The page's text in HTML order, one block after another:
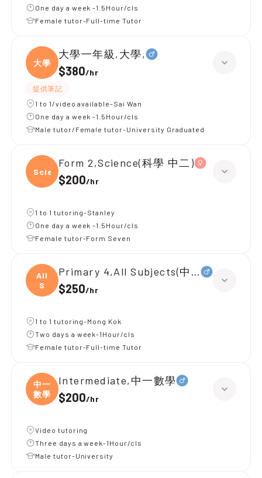
One day a week -1.5Hour/cls
Female tutor-Full-time Tutor
大學
大學一年級,大學,
$380/hr
提供筆記
1 to 1/video available-Sai Wan
One day a week -1.5Hour/cls
Male tutor/Female tutor-University Graduated
Scien
Form 2,Science(科學 中二)
$200/hr
1 to 1 tutoring-Stanley
One day a week -1.5Hour/cls
Female tutor-Form Seven
All
S
Primary 4,All Subjects(中文數學)
$250/hr
1 to 1 tutoring-Mong Kok
Two days a week-1Hour/cls
Female tutor-Full-time Tutor
中一
數學
Intermediate,中一數學
$200/hr
Video tutoring
Three days a week-1Hour/cls
Male tutor-University